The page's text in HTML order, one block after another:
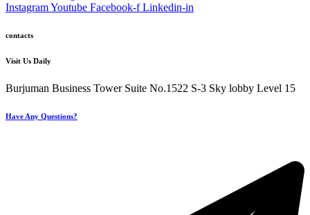
InstagramYoutube Facebook-f Linkedin-in
contacts
Visit Us Daily
Burjuman Business Tower Suite No.1522 S-3 Sky lobby Level 15
Have Any Questions?